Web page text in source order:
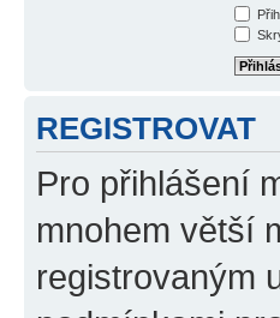
REGISTROVAT
Pro přihlášení
mnohem větší
registrovaným